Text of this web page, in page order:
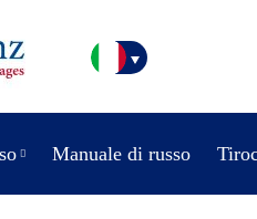
Manuale di russo